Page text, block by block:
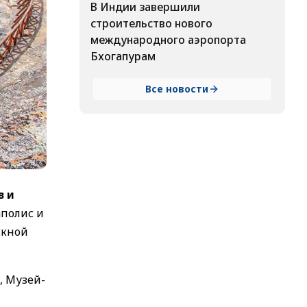
и
и
Музей-
В Индии завершили
строительство нового
международного аэропорта
Бхогапурам
Все новости